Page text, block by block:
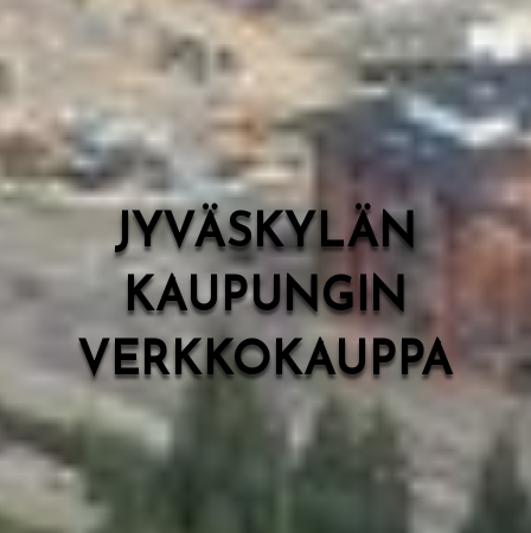
JYVÄSKYLÄN
KAUPUNGIN
VERKKOKAUPPA